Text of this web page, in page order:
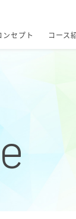
セプト コース